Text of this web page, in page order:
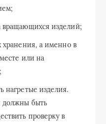
вращающихся изделий;
хранения, а именно в
или на
нагретые изделия.
должны быть
проверку в